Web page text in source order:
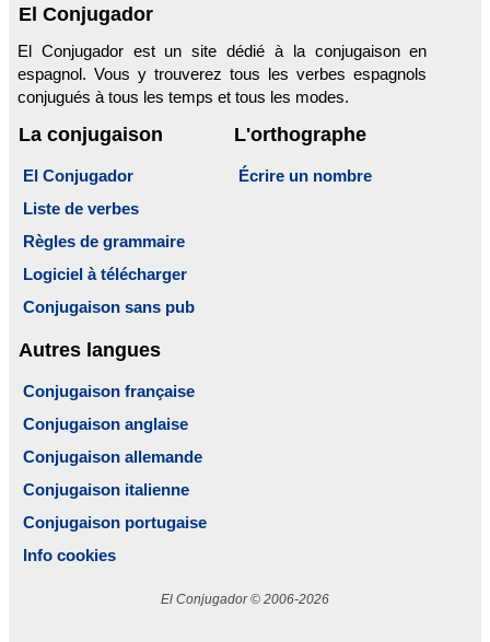
El Conjugador
El Conjugador est un site dédié à la conjugaison en
espagnol. Vous y trouverez tous les verbes espagnols
conjugués à tous les temps et tous les modes.
La conjugaison
El Conjugador
Liste de verbes
Règles de grammaire
Logiciel à télécharger
Conjugaison sans pub
L'orthographe
Écrire un nombre
Autres langues
Conjugaison française
Conjugaison anglaise
Conjugaison allemande
Conjugaison italienne
Conjugaison portugaise
Info cookies
El Conjugador © 2006-2026